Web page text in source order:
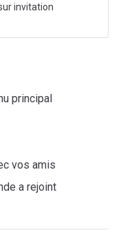
invitation
principal
vos amis
a rejoint